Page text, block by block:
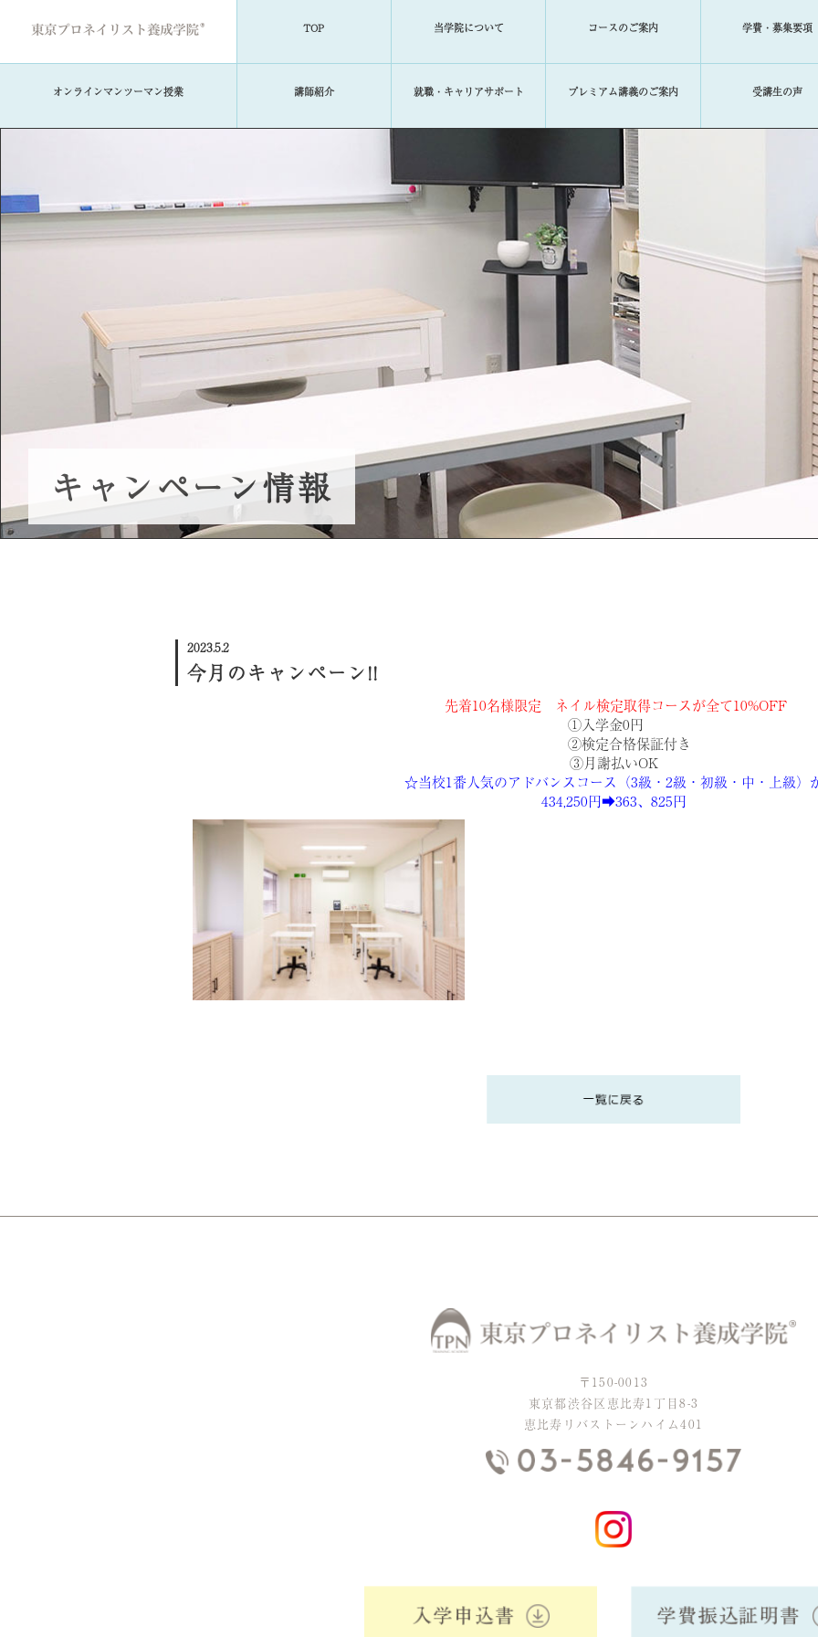
TOP 当学院について コースのご案内 学費・募集要項
オンラインマンツーマン授業 講師紹介 就職・キャリアサポート プレミアム講義のご案内 受講生の声
キャンペーン情報
当学院について
コースのご案内
資格取得について
就職・キャリアサポート
ネイル体験会/スクール説明会
プレミアム講義のご案内
受講生の声
2023.5.2
今月のキャンペーン!!
先着10名様限定 ネイル検定取得コースが全て10%OFF
①入学金0円
②検定合格保証付き
③月謝払いOK
☆当校1番人気のアドバンスコース（3級・2級・初級・中・上級）
434,250円➡363、825円
〒150-0013
東京都渋谷区恵比寿1丁目8-3
恵比寿リバストーンハイム401